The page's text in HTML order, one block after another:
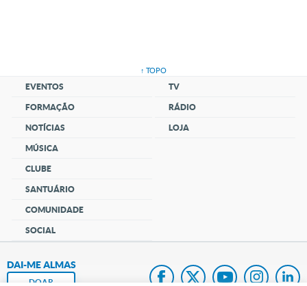
↑ TOPO
EVENTOS
FORMAÇÃO
NOTÍCIAS
MÚSICA
CLUBE
SANTUÁRIO
COMUNIDADE
SOCIAL
TV
RÁDIO
LOJA
DAI-ME ALMAS
DOAR